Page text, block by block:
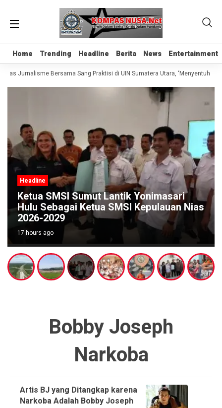
Home Trending Headline Berita News Entertainment
Home Trending Headline Berita News Entertainment
Jurnalisme Bersama Sang Praktisi di UIN Sumatera Utara, ‘Menyentuh Hati
Headline
Ketua SMSI Sumut Lantik Yonimasari
Hulu Sebagai Ketua SMSI Kepulauan Nias
2026-2029
17 hours ago
Bobby Joseph
Narkoba
Artis BJ yang Ditangkap karena
Narkoba Adalah Bobby Joseph